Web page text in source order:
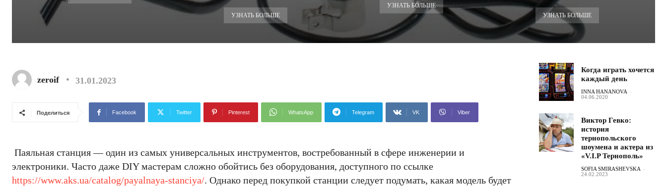
УЗНАТЬ БОЛЬШЕ
УЗНАТЬ БОЛЬШЕ
УЗНАТЬ БОЛЬШЕ
zeroif 31.01.2023
Поделиться Facebook Twitter Pinterest WhatsApp Telegram VK Viber
Паяльная станция — один из самых универсальных инструментов, востребованный в сфере инженерии и
электроники. Часто даже DIY мастерам сложно обойтись без оборудования, доступного по ссылке
https://www.aks.ua/catalog/payalnaya-stanciya/. Однако перед покупкой станции следует подумать, какая модель будет
Когда играть хочется
каждый день
INNA HANANOVA -
04.06.2020
Виктор Гевко:
история
тернопольского
шоумена и актера из
«V.I.P Тернополь»
SOFIA SMIRASHEVSKA -
24.02.2023